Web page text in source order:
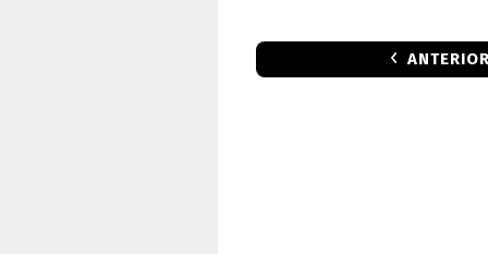
ANTERIOR